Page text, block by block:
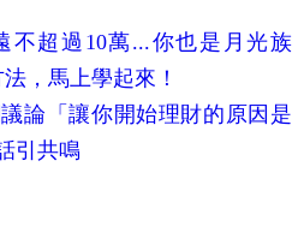
不超過10萬...你也是月光族
，馬上學起來！
論「讓你開始理財的原因是
引共鳴